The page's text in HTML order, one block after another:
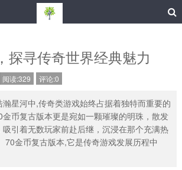
探寻传奇世界经典魅力
阅读:329 评论:0
星河中,传奇类游戏始终占据着独特而重要的
币复古版本更是宛如一颗璀璨的明珠，散发
引着无数玩家前赴后继，沉浸在那个充满热
70金币复古版本,它是传奇游戏发展历程中